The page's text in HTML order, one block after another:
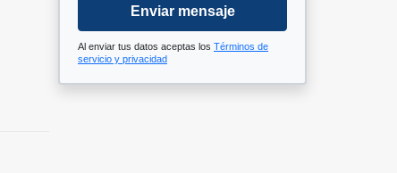
Enviar mensaje
Al enviar tus datos aceptas los Términos de
servicio y privacidad